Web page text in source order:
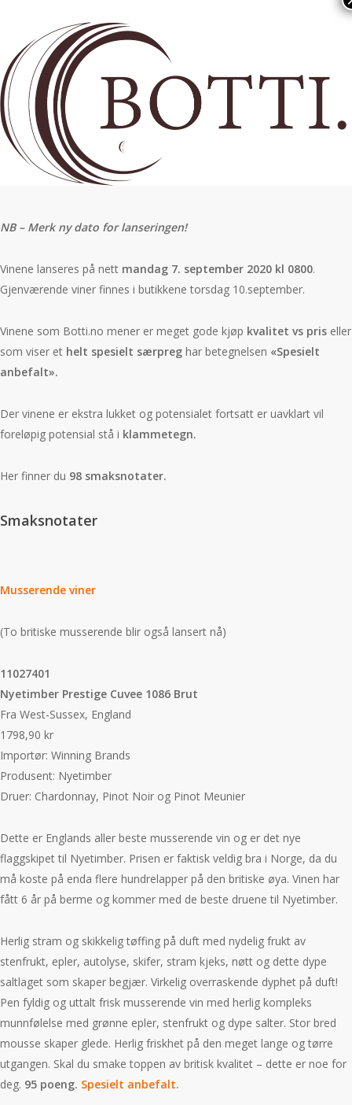
main
content
NB – Merk ny dato for lanseringen!
Vinene lanseres på nett mandag 7. september 2020 kl 0800.
Gjenværende viner finnes i butikkene torsdag 10.september.
Vinene som Botti.no mener er meget gode kjøp kvalitet vs pris eller
som viser et helt spesielt særpreg har betegnelsen «Spesielt
anbefalt».
Der vinene er ekstra lukket og potensialet fortsatt er uavklart vil
foreløpig potensial stå i klammetegn.
Her finner du 98 smaksnotater.
Smaksnotater
Musserende viner
(To britiske musserende blir også lansert nå)
11027401
Nyetimber Prestige Cuvee 1086 Brut
Fra West-Sussex, England
1798,90 kr
Importør: Winning Brands
Produsent: Nyetimber
Druer: Chardonnay, Pinot Noir og Pinot Meunier
Dette er Englands aller beste musserende vin og er det nye
flaggskipet til Nyetimber. Prisen er faktisk veldig bra i Norge, da du
må koste på enda flere hundrelapper på den britiske øya. Vinen har
fått 6 år på berme og kommer med de beste druene til Nyetimber.
Herlig stram og skikkelig tøffing på duft med nydelig frukt av
stenfrukt, epler, autolyse, skifer, stram kjeks, nøtt og dette dype
saltlaget som skaper begjær. Virkelig overraskende dyphet på duft!
Pen fyldig og uttalt frisk musserende vin med herlig kompleks
munnfølelse med grønne epler, stenfrukt og dype salter. Stor bred
mousse skaper glede. Herlig friskhet på den meget lange og tørre
utgangen. Skal du smake toppen av britisk kvalitet – dette er noe for
deg. 95 poeng. Spesielt anbefalt.